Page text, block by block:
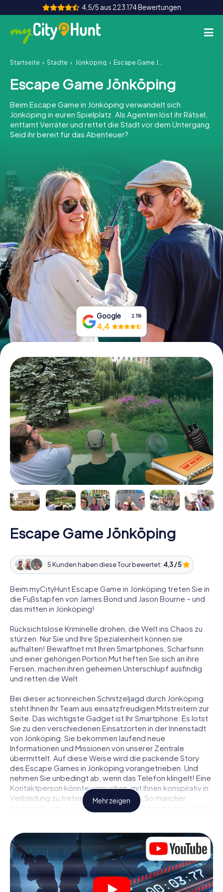
4,5/5 aus 223.174 Bewertungen
So funktioniert's
Städte
Touren
Teamevent
INT AT CH
DE
ES
FR UK
IE
IT
NL
Tickets buchen
Gutscheine bestellen
Startseite Städte Jönköping Escape Game Jönköping
Escape Game Jönköping
Beim Escape Game in Jönköping verwandelt sich
Jönköping in euren Spielplatz. Als Agenten löst ihr Rätsel,
enttarnt Verräter und rettet die Stadt vor dem Untergang.
Seid ihr bereit für das Abenteuer?
Google 2.118
4,4
Escape Game Jönköping
5 Kunden haben diese Tour bewertet: 4,3 / 5
Beim myCityHunt Escape Game in Jönköping treten Sie in
die Fußstapfen von James Bond und Jason Bourne – und
das mitten in Jönköping!
Rücksichtslose Kriminelle drohen, die Welt ins Chaos zu
stürzen. Nur Sie und Ihre Spezialeinheit können sie
aufhalten! Bewaffnet mit Ihren Smartphones, Scharfsinn
und einer gehörigen Portion Mut heften Sie sich an ihre
Fersen, machen ihren geheimen Unterschlupf ausfindig
und retten die Welt.
Bei dieser actionreichen Schnitzeljagd durch Jönköping
steht Ihnen Ihr Team aus einsatzfreudigen Mitstreitern zur
Seite. Das wichtigste Gadget ist Ihr Smartphone: Es lotst
Sie zu den verschiedenen Einsatzorten in der Innenstadt
von Jönköping. Sie bekommen laufend neue
Informationen und Missionen von unserer Zentrale
übermittelt. Auf diese Weise wird die packende Story
des Escape Games in Jönköping vorangetrieben. Und
nehmen Sie unbedingt ab, wenn das Telefon klingelt! Eine
Kontaktperson könnte versuchen, mit Ihnen konspirativ in
Verbindung zu treten … Doch Vorsicht: So mancher
Informant entpuppt sich als dubioser Doppelagent und so
und vor allem: Vertrauen Sie niemandem!
Anders als in einem klassischen Escape Room in
Jönköping sind Sie also nicht in ein Zimmer eingesperrt,
aus dem Sie sich in einem vorgegebenen Zeitfenster
befreien müssen. Diese Smartphone Schnitzeljagd erklärt
Mehr zeigen